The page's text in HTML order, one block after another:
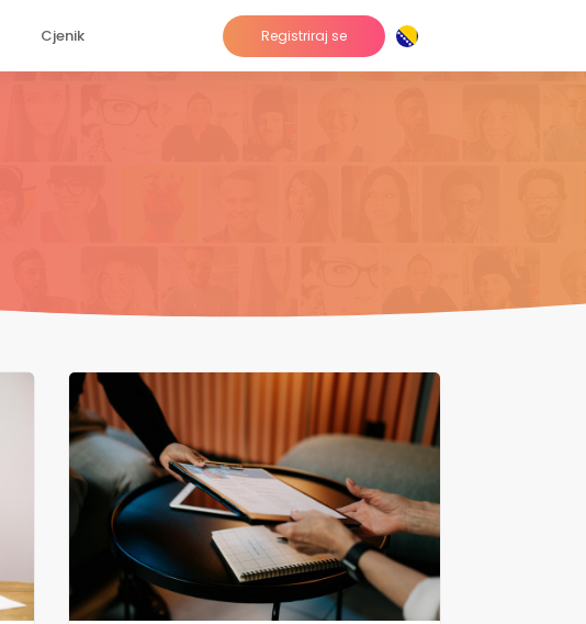
Cjenik Registriraj se